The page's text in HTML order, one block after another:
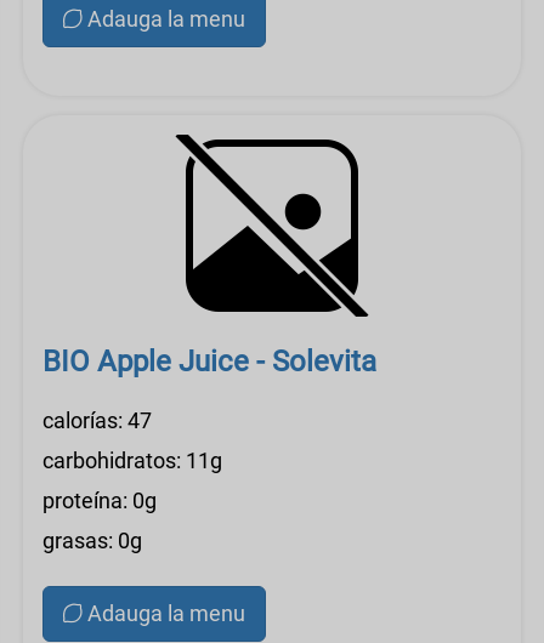
Adauga la menu
BIO Apple Juice - Solevita
calorías: 47
carbohidratos: 11g
proteína: 0g
grasas: 0g
Adauga la menu